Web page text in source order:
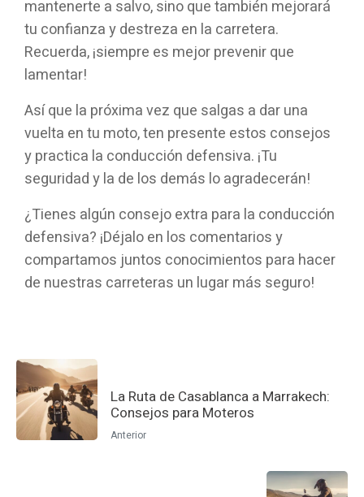
mantenerte a salvo, sino que también mejorará
tu confianza y destreza en la carretera.
Recuerda, ¡siempre es mejor prevenir que
lamentar!
Así que la próxima vez que salgas a dar una
vuelta en tu moto, ten presente estos consejos
y practica la conducción defensiva. ¡Tu
seguridad y la de los demás lo agradecerán!
¿Tienes algún consejo extra para la conducción
defensiva? ¡Déjalo en los comentarios y
compartamos juntos conocimientos para hacer
de nuestras carreteras un lugar más seguro!
La Ruta de Casablanca a Marrakech:
Consejos para Moteros
Anterior